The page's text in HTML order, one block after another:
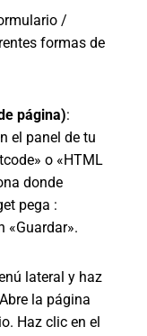
/
formas de
página):
el panel de tu
o «HTML
donde
pega :
«Guardar».
lateral y haz
la página
Haz clic en el